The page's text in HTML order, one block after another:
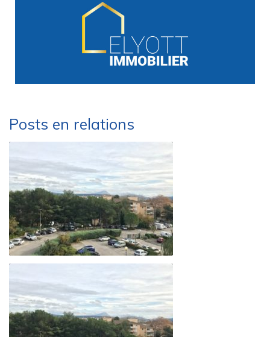
Posts en relations